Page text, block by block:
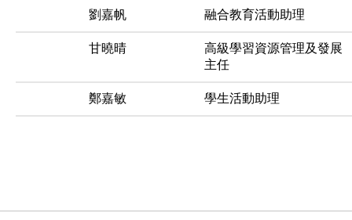
劉嘉帆 融合教育活動助理
甘曉晴
高級學習資源管理及發展
主任
鄭嘉敏 學生活動助理